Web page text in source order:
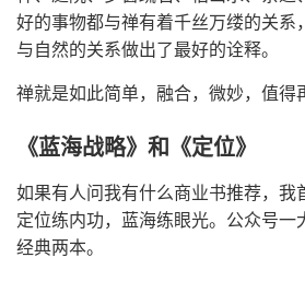
好的事物都与禅有着千丝万缕的关系
与自然的关系做出了最好的诠释。
禅就是如此简单，融合，微妙，值得
《蓝海战略》和《定位》
如果有人问我有什么商业书推荐，我
定位练内功，蓝海练眼光。公众号一
经典两本。